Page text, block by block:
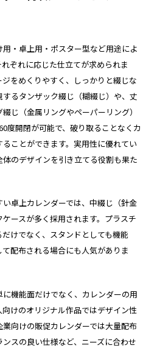
・卓上用・ポスター型など用途によ
ぞれに応じた仕立てが求められま
をめくりやすく、しっかりと綴じな
るタンザック綴じ（糊綴じ）や、丈
じ（金属リングやペーパーリング）
度開閉が可能で、破り取ることなくカ
ことができます。実用性に優れてい
のデザインを引き立てる役割も果た
卓上カレンダーでは、中綴じ（針金
ースが多く採用されます。プラスチ
けでなく、スタンドとしても機能
配布される場合にも人気がありま
機能面だけでなく、カレンダーの用
けのオリジナル作品ではデザイン性
向けの販促カレンダーでは大量配布
スの良い仕様など、ニーズに合わせ